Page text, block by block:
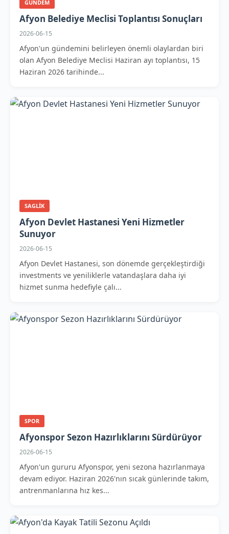
GUNDEM
Afyon Belediye Meclisi Toplantısı Sonuçları
2026-06-15
Afyon'un gündemini belirleyen önemli olaylardan biri
olan Afyon Belediye Meclisi Haziran ayı toplantısı, 15
Haziran 2026 tarihinde...
SAGLIK
Afyon Devlet Hastanesi Yeni Hizmetler
Sunuyor
2026-06-15
Afyon Devlet Hastanesi, son dönemde gerçekleştirdiği
investments ve yeniliklerle vatandaşlara daha iyi
hizmet sunma hedefiyle çalı...
SPOR
Afyonspor Sezon Hazırlıklarını Sürdürüyor
2026-06-15
Afyon'un gururu Afyonspor, yeni sezona hazırlanmaya
devam ediyor. Haziran 2026'nın sıcak günlerinde takım,
antrenmanlarına hız kes...